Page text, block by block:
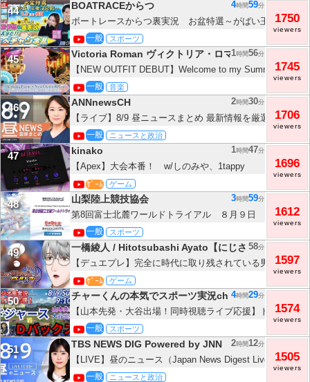
44 BOATRACEからつ
ボートレースからつ裏実況 お盆特選～がばい王者決定
一般 スポーツ
4時間59分
1750
viewers
45 Victoria Roman ヴィクトリア・ロマン
【NEW OUTFIT DEBUT】Welcome to my Summer
夏祭りへようこそ！🎆🏮 #densetsuexe #victoriaroman
一般 音楽
1時間56分
1745
viewers
46 ANNnewsCH
【ライブ】8/9 昼ニュースまとめ 最新情報を厳選してお届
【LIVE】
一般 ニュースと政治
2時間30分
1706
viewers
47 kinako
【Apex】大会本番！ w/しのみや、1tappy
ｹﾞｰﾑ ゲーム
1時間47分
1696
viewers
48 山梨陸上競技協会
第8回富士北麓ワールドトライアル ８月９日 LIVE配信
一般 スポーツ
3時間59分
1612
viewers
49 一橋綾人 / Hitotsubashi Ayato【にじさんじ】
【デュエプレ】完全に時代に取り残されている男のデュエ
にじさんじ】
ｹﾞｰﾑ ゲーム
58分
1597
viewers
50 チャーくんの本気でスポーツ実況ch
【山本先発・大谷出場！同時視聴ライブ応援】ドジャース
ジオ風に実況ライブ応援 ＃大谷翔平 ＃ドジャース
MLBライブ ＃野球 ＃mlb ＃大谷さんホームラン
一般 スポーツ
4時間29分
1574
viewers
51 TBS NEWS DIG Powered by JNN
【LIVE】昼のニュース（Japan News Digest Live）最新情
｜TBS NEWS DIG
一般 ニュースと政治
2時間12分
1505
viewers